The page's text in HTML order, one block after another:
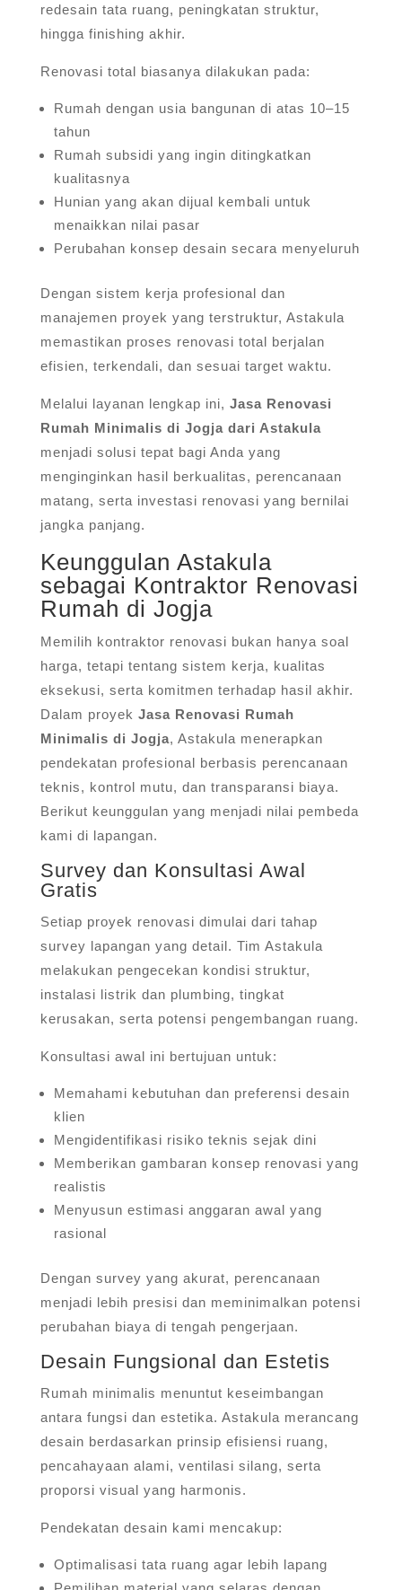
redesain tata ruang, peningkatan struktur,
hingga finishing akhir.
Renovasi total biasanya dilakukan pada:
Rumah dengan usia bangunan di atas 10–15
tahun
Rumah subsidi yang ingin ditingkatkan
kualitasnya
Hunian yang akan dijual kembali untuk
menaikkan nilai pasar
Perubahan konsep desain secara menyeluruh
Dengan sistem kerja profesional dan
manajemen proyek yang terstruktur, Astakula
memastikan proses renovasi total berjalan
efisien, terkendali, dan sesuai target waktu.
Melalui layanan lengkap ini, Jasa Renovasi
Rumah Minimalis di Jogja dari Astakula
menjadi solusi tepat bagi Anda yang
menginginkan hasil berkualitas, perencanaan
matang, serta investasi renovasi yang bernilai
jangka panjang.
Keunggulan Astakula
sebagai Kontraktor Renovasi
Rumah di Jogja
Memilih kontraktor renovasi bukan hanya soal
harga, tetapi tentang sistem kerja, kualitas
eksekusi, serta komitmen terhadap hasil akhir.
Dalam proyek Jasa Renovasi Rumah
Minimalis di Jogja, Astakula menerapkan
pendekatan profesional berbasis perencanaan
teknis, kontrol mutu, dan transparansi biaya.
Berikut keunggulan yang menjadi nilai pembeda
kami di lapangan.
Survey dan Konsultasi Awal
Gratis
Setiap proyek renovasi dimulai dari tahap
survey lapangan yang detail. Tim Astakula
melakukan pengecekan kondisi struktur,
instalasi listrik dan plumbing, tingkat
kerusakan, serta potensi pengembangan ruang.
Konsultasi awal ini bertujuan untuk:
Memahami kebutuhan dan preferensi desain
klien
Mengidentifikasi risiko teknis sejak dini
Memberikan gambaran konsep renovasi yang
realistis
Menyusun estimasi anggaran awal yang
rasional
Dengan survey yang akurat, perencanaan
menjadi lebih presisi dan meminimalkan potensi
perubahan biaya di tengah pengerjaan.
Desain Fungsional dan Estetis
Rumah minimalis menuntut keseimbangan
antara fungsi dan estetika. Astakula merancang
desain berdasarkan prinsip efisiensi ruang,
pencahayaan alami, ventilasi silang, serta
proporsi visual yang harmonis.
Pendekatan desain kami mencakup:
Optimalisasi tata ruang agar lebih lapang